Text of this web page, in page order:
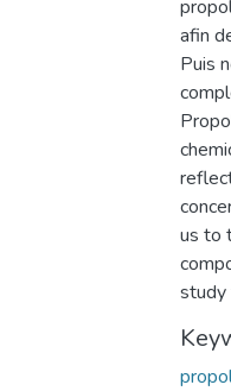
afin
Puis
us to
study